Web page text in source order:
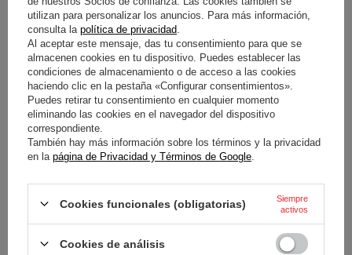
asegura que, a pesar de sus propiedadesignífugas, el piloto
mantenga una sensación de frescura y agilidad en todo
momento.
Condición Nuevo
Categoría Ropa interior de rally
utilizan para personalizar los anuncios. Para más información,
consulta la política de privacidad
Al aceptar este mensaje, das tu consentimiento para que se
almacenen cookies en tu dispositivo. Puedes establecer las
condiciones de almacenamiento o de acceso a las cookies
haciendo clic en la pestaña «Configurar consentimientos».
Puedes retirar tu consentimiento en cualquier momento
eliminando las cookies en el navegador del dispositivo
correspondiente.
También hay más información sobre los términos y la privacidad
en la página de Privacidad y Términos de Google
Cookies funcionales (obligatorias)
Siempre
activos
Cookies de análisis